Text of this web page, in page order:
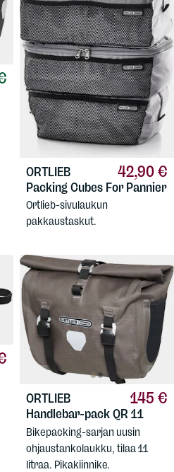
42,90 €
ORTLIEB
Packing Cubes For Pannier
Ortlieb-sivulaukun
pakkaustaskut.
145 €
ORTLIEB
Handlebar-pack QR 11
Bikepacking-sarjan uusin
ohjaustankolaukku, tilaa 11
litraa. Pikakiinnike.